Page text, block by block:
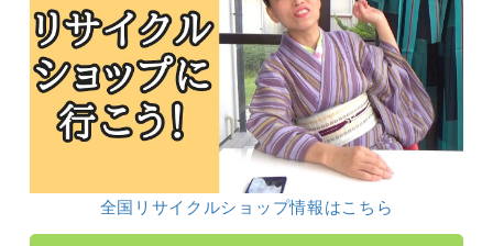
全国リサイクルショップ情報はこちら